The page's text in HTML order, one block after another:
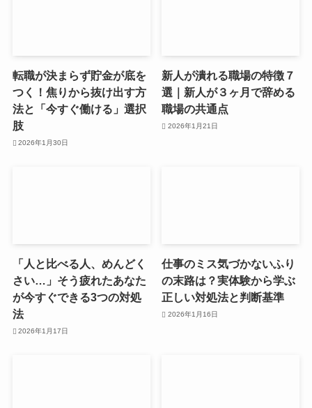
転職が決まらず貯金が底を
つく！焦りから抜け出す方
法と「今すぐ働ける」選択
肢
2026年1月30日
新人が潰れる職場の特徴７
選｜新人が３ヶ月で辞める
職場の共通点
2026年1月21日
「人と比べる人、めんどく
さい…」そう疲れたあなた
が今すぐできる3つの対処
法
2026年1月17日
仕事のミス気づかないふり
の末路は？実体験から学ぶ
正しい対処法と判断基準
2026年1月16日